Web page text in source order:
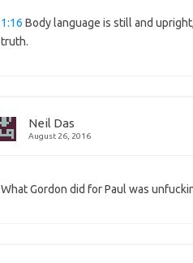
1:16 Body language is still and
truth.
Neil Das
August 26, 2016
What Gordon did for Paul was